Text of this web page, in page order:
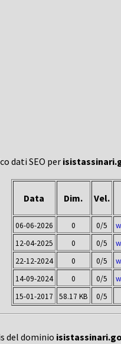
dati SEO per
Data Dim. Vel.
06-06-2026 0 0/5
12-04-2025
0 0/5
22-12-2024
0 0/5
14-09-2024
0 0/5
15-01-2017
58.17 KB 0/5
del dominio